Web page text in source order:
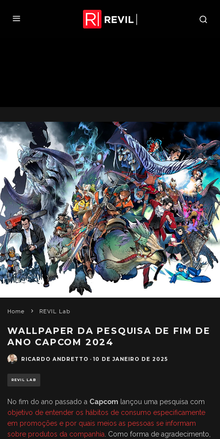
Home REVIL Lab
WALLPAPER DA PESQUISA DE FIM DE
ANO CAPCOM 2024
RICARDO ANDRETTO · 10 DE JANEIRO DE 2025
REVIL LAB
No fim do ano passado a Capcom lançou uma pesquisa com
objetivo de entender os hábitos de consumo especificamente
em promoções e por quais meios as pessoas se informam
sobre produtos da companhia. Como forma de agradecimento,